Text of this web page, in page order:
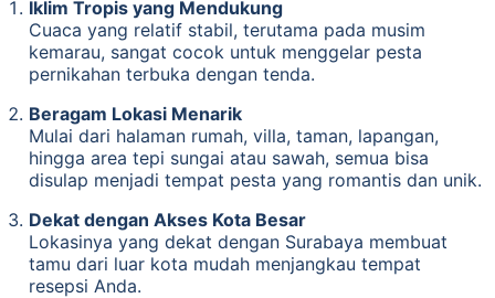
Iklim Tropis yang Mendukung
Cuaca yang relatif stabil, terutama pada musim
kemarau, sangat cocok untuk menggelar pesta
pernikahan terbuka dengan tenda.
Beragam Lokasi Menarik
Mulai dari halaman rumah, villa, taman, lapangan,
hingga area tepi sungai atau sawah, semua bisa
disulap menjadi tempat pesta yang romantis dan unik.
Dekat dengan Akses Kota Besar
Lokasinya yang dekat dengan Surabaya membuat
tamu dari luar kota mudah menjangkau tempat
resepsi Anda.